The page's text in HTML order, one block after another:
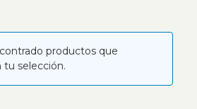
productos que
tu selección.